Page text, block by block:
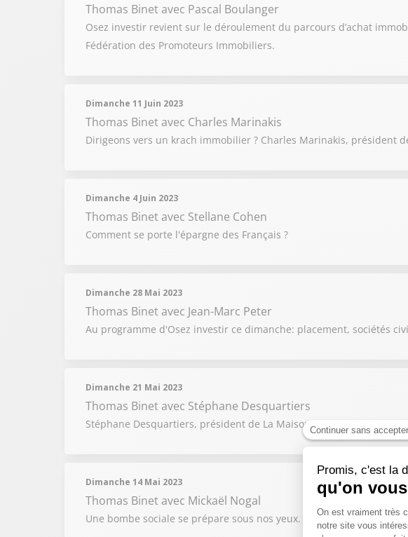
Thomas Binetavec Pascal Boulanger
Osez investir revient sur le déroulement du parcours d’achat
Fédération des Promoteurs Immobiliers.
Dimanche 11 Juin 2023
Thomas Binetavec Charles Marinakis
Dirigeons vers un krach immobilier ? Charles Marinakis, président
Dimanche 4 Juin 2023
Thomas Binetavec Stellane Cohen
Comment se porte l'épargne des Français ?
Dimanche 28 Mai 2023
Thomas Binetavec Jean-Marc Peter
Au programme d'Osez investir ce dimanche: placement, sociétés
Dimanche 21 Mai 2023
Thomas Binetavec Stéphane Desquartiers
Stéphane Desquartiers, président de La Maison de l’Investisseur
Dimanche 14 Mai 2023
Thomas Binetavec Mickaël Nogal
Une bombe sociale se prépare sous nos yeux. On en parle dans